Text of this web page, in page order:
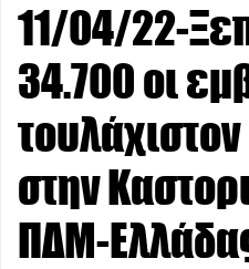
11/04/22-
34.700 οι
στην
ΠΔΜ-